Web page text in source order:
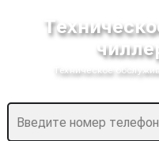
Техническое